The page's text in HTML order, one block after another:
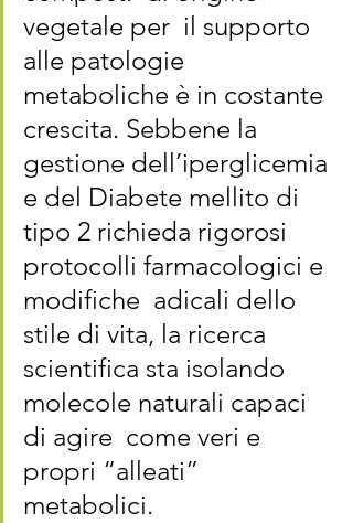
vegetale per  il supporto
alle patologie
metaboliche è in costante
crescita. Sebbene la
gestione dell’iperglicemia
e del Diabete mellito di
tipo 2 richieda rigorosi
protocolli farmacologici e
modifiche  adicali dello
stile di vita, la ricerca
scientifica sta isolando
molecole naturali capaci
di agire  come veri e
propri “alleati”
metabolici.